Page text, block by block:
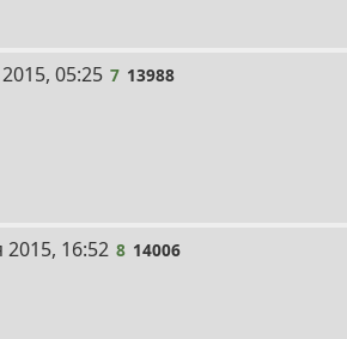
05:25 7 13988
2015, 16:52 8 14006